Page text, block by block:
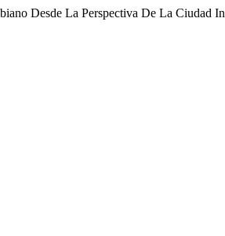
Desde La Perspectiva De La Ciudad